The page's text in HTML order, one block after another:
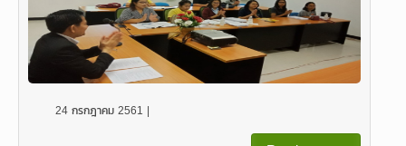
24 กรกฎาคม 2561 |